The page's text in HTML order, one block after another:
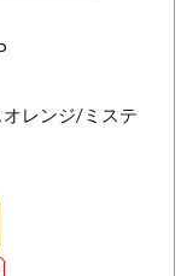
レンジ/ミステ